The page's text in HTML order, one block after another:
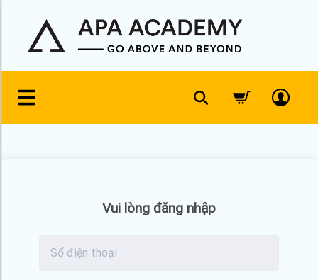
content
Vui lòng đăng nhập